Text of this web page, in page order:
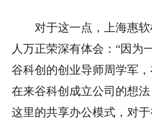
对于这一点，上海惠
人万正荣深有体会：“因为
谷科创的创业导师周学军
在来谷科创成立公司的想
这里的共享办公模式，对